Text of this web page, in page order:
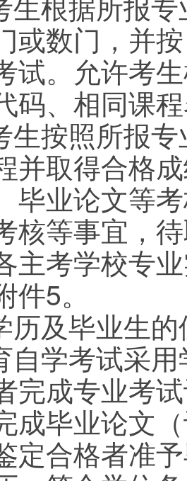
或数门，并
试。允许考
码、相同课
生按照所报
并取得合格
毕业论文等
核等事宜，
主考学校专
5。
历及毕业生
自学考试采
完成专业考
成毕业论文
定合格者准